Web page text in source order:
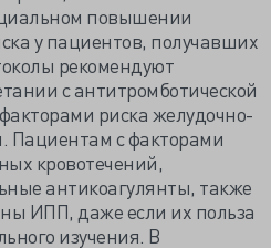
повышении
у пациентов, получавших
рекомендуют
с антитромботической
риска желудочно-
Пациентам с факторами
кровотечений,
антикоагулянты, также
ИПП, даже если их польза
изучения. В